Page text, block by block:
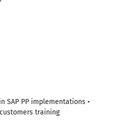
SAP PP implementations •
training